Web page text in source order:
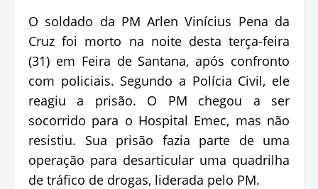
O soldado da PM Arlen Vinícius Pena da
Cruz foi morto na noite desta terça-feira
(31) em Feira de Santana, após confronto
com policiais. Segundo a Polícia Civil, ele
reagiu a prisão. O PM chegou a ser
socorrido para o Hospital Emec, mas não
resistiu. Sua prisão fazia parte de uma
operação para desarticular uma quadrilha
de tráfico de drogas, liderada pelo PM.